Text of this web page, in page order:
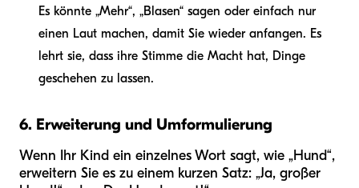
Es könnte „Mehr“, „Blasen“ sagen oder einfach nur
einen Laut machen, damit Sie wieder anfangen. Es
lehrt sie, dass ihre Stimme die Macht hat, Dinge
geschehen zu lassen.
6. Erweiterung und Umformulierung
Wenn Ihr Kind ein einzelnes Wort sagt, wie „Hund“,
erweitern Sie es zu einem kurzen Satz: „Ja, großer